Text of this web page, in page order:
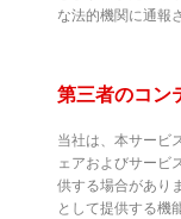
な法的機関に通報
第三者のコン
当社は、本サービ
ェアおよびサービ
供する場合があり
として提供する機